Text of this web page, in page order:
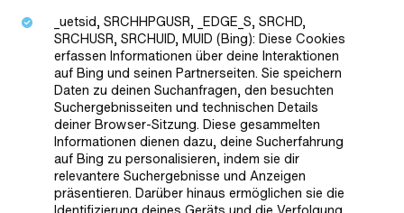
_uetsid, SRCHHPGUSR, _EDGE_S, SRCHD,
SRCHUSR, SRCHUID, MUID (Bing): Diese Cookies
erfassen Informationen über deine Interaktionen
auf Bing und seinen Partnerseiten. Sie speichern
Daten zu deinen Suchanfragen, den besuchten
Suchergebnisseiten und technischen Details
deiner Browser-Sitzung. Diese gesammelten
Informationen dienen dazu, deine Sucherfahrung
auf Bing zu personalisieren, indem sie dir
relevantere Suchergebnisse und Anzeigen
präsentieren. Darüber hinaus ermöglichen sie die